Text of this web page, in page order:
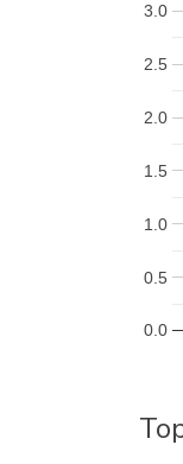
0.0
0.5
1.0
1.5
2.0
2.5
3.0